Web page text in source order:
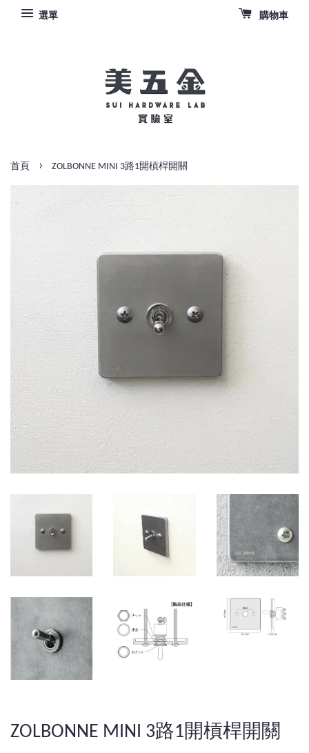
選單 購物車
首頁 › ZOLBONNE MINI 3路1開槓桿開關
ZOLBONNE MINI 3路1開槓桿開關